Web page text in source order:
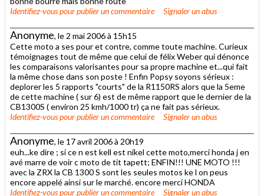
Identifiez-vouspour publier un commentaire Signaler un abus
Anonyme, le 2 mai 2006 à 15h15
Cette moto a ses pour et contre, comme toute machine. Curieux
témoignages tout de même que celui de félix Weber qui dénonce
les comparaisons valorisantes pour sa propre machine et...qui fait
la même chose dans son poste ! Enfin Popsy soyons sérieux :
deplorer les 5 rapports "courts" de la R1150RS alors que la 5eme
de cette machine ( sur 6) est de même rapport que le dernier de la
CB1300S ( environ 25 kmh/1000 tr) ça ne fait pas sérieux.
Identifiez-vouspour publier un commentaire Signaler un abus
Anonyme, le 17 avril 2006 à 20h19
euh...ke dire ; si ce n est kell est nikel cette moto,merci honda j en
avé marre de voir c moto de tit tapett; ENFIN!!! UNE MOTO !!!
avec la ZRX la CB 1300 S sont les seules motos ke l on peus
encore appelé ainsi sur le marché. encore merci HONDA
Identifiez-vouspour publier un commentaire Signaler un abus